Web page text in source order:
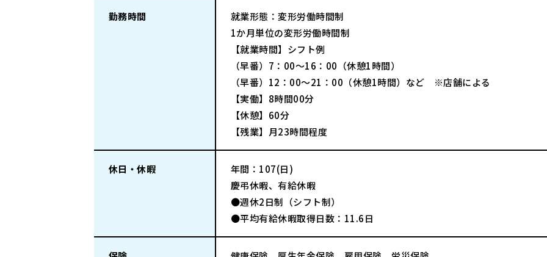
勤務時間
就業形態：変形労働時間制
1か月単位の変形労働時間制
【就業時間】シフト例
（早番）7：00〜16：00（休憩1時間）
（早番）12：00〜21：00（休憩1時間）など ※店舗による
【実働】8時間00分
【休憩】60分
【残業】月23時間程度
休日・休暇
年間：107(日)
慶弔休暇、有給休暇
●週休2日制（シフト制）
●平均有給休暇取得日数：11.6日